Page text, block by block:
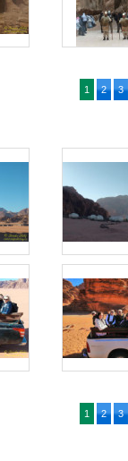
1 2 3
1 2 3